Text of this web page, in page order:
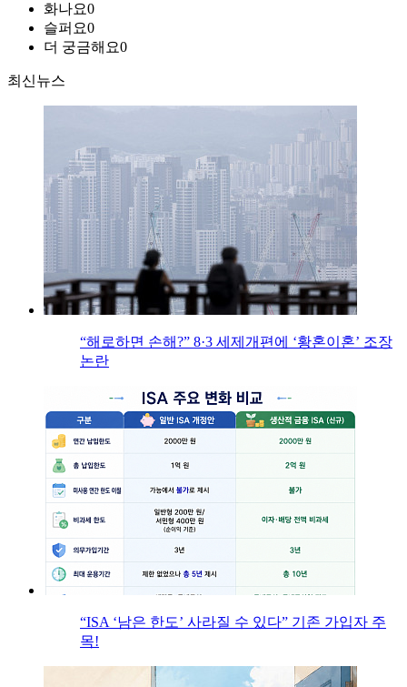
화나요0
슬퍼요0
더 궁금해요0
최신뉴스
“해로하면 손해?” 8·3 세제개편에 ‘황혼이혼’ 조장
논란
“ISA ‘남은 한도’ 사라질 수 있다” 기존 가입자 주
목!